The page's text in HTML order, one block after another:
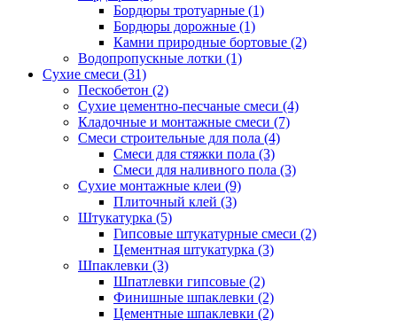
Бордюры тротуарные (1)
Бордюры дорожные (1)
Камни природные бортовые (2)
Водопропускные лотки (1)
Сухие смеси (31)
Пескобетон (2)
Сухие цементно-песчаные смеси (4)
Кладочные и монтажные смеси (7)
Смеси строительные для пола (4)
Смеси для стяжки пола (3)
Смеси для наливного пола (3)
Сухие монтажные клеи (9)
Плиточный клей (3)
Штукатурка (5)
Гипсовые штукатурные смеси (2)
Цементная штукатурка (3)
Шпаклевки (3)
Шпатлевки гипсовые (2)
Финишные шпаклевки (2)
Цементные шпаклевки (2)